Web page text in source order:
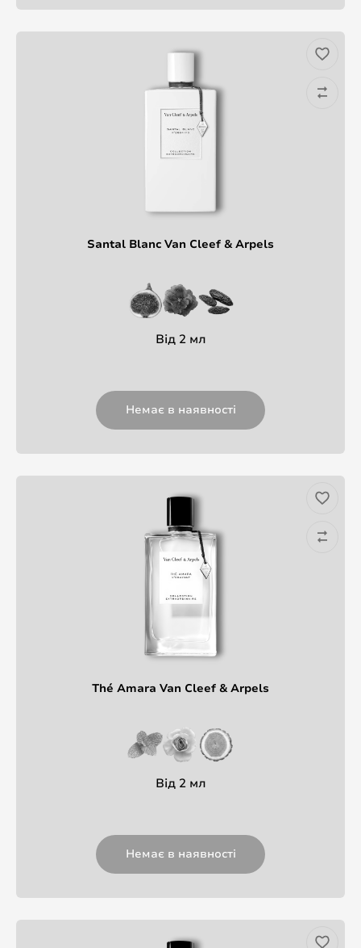
Santal Blanc Van Cleef & Arpels
Від 2 мл
Немає в наявності
Thé Amara Van Cleef & Arpels
Від 2 мл
Немає в наявності